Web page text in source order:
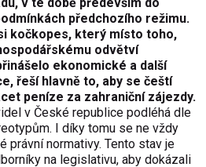
předchozího režimu.
kočkopes, který místo toho,
odvětví
ekonomické a další
řeší hlavně to, aby se čeští
peníze za zahraniční zájezdy.
v České republice podléhá dle
I díky tomu se ne vždy
právní normativy. Tento stav je
na legislativu, aby dokázali